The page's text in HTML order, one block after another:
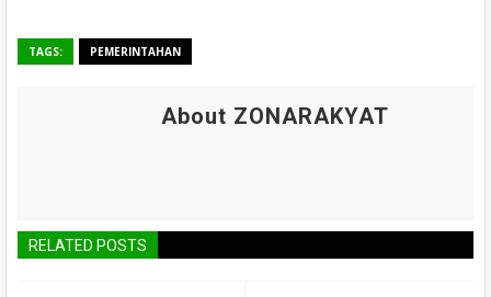
TAGS: PEMERINTAHAN
About ZONARAKYAT
RELATED POSTS